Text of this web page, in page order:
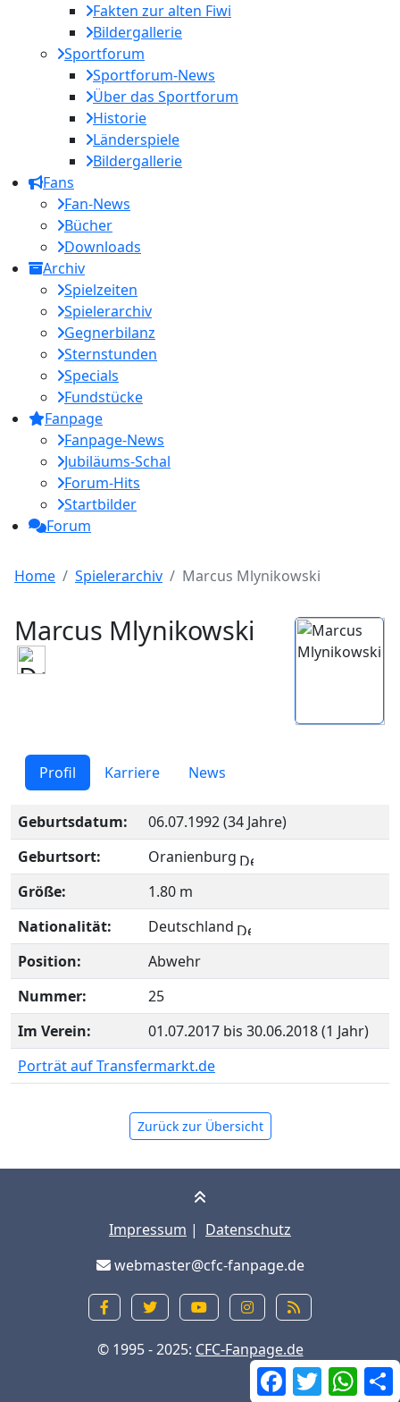
Fakten zur alten Fiwi
Bildergallerie
Sportforum
Sportforum-News
Über das Sportforum
Historie
Länderspiele
Bildergallerie
Fans
Fan-News
Bücher
Downloads
Archiv
Spielzeiten
Spielerarchiv
Gegnerbilanz
Sternstunden
Specials
Fundstücke
Fanpage
Fanpage-News
Jubiläums-Schal
Forum-Hits
Startbilder
Forum
Facebook
Twitter
Home Spielerarchiv Marcus Mlynikowski
Marcus Mlynikowski
Profil Karriere News
Geburtsdatum:
06.07.1992 (34 Jahre)
Geburtsort:
Oranienburg
Größe:
1.80 m
Nationalität:
Deutschland
Position:
Abwehr
Nummer:
25
Im Verein:
01.07.2017 bis 30.06.2018 (1 Jahr)
Porträt auf Transfermarkt.de
Zurück zur Übersicht
Impressum | Datenschutz
webmaster@cfc-fanpage.de
© 1995 - 2025: CFC-Fanpage.de